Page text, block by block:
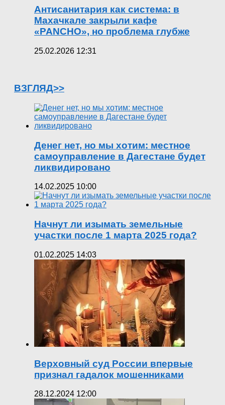
Антисанитария как система: в
Махачкале закрыли кафе
«PANCHO», но проблема глубже
25.02.2026 12:31
ВЗГЛЯД>>
Денег нет, но мы хотим: местное
самоуправление в Дагестане будет
ликвидировано
14.02.2025 10:00
Начнут ли изымать земельные
участки после 1 марта 2025 года?
01.02.2025 14:03
Верховный суд России впервые
признал гадалок мошенниками
28.12.2024 12:00